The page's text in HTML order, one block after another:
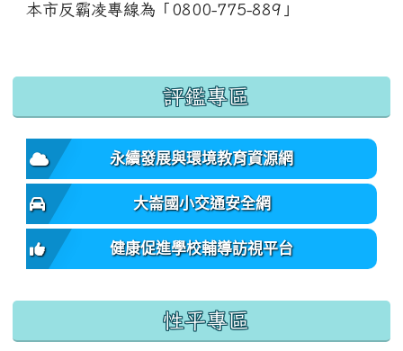
本市反霸凌專線為「0800-775-889」
:::
評鑑專區
永續發展與環境教育資源網
大崙國小交通安全網
健康促進學校輔導訪視平台
性平專區